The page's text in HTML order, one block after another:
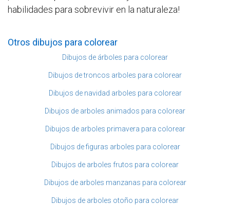
habilidades para sobrevivir en la naturaleza!
Otros dibujos para colorear
Dibujos de árboles para colorear
Dibujos de troncos arboles para colorear
Dibujos de navidad arboles para colorear
Dibujos de arboles animados para colorear
Dibujos de arboles primavera para colorear
Dibujos de figuras arboles para colorear
Dibujos de arboles frutos para colorear
Dibujos de arboles manzanas para colorear
Dibujos de arboles otoño para colorear